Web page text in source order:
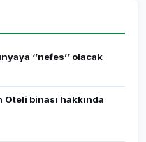
‘’nefes’’ olacak
binası hakkında